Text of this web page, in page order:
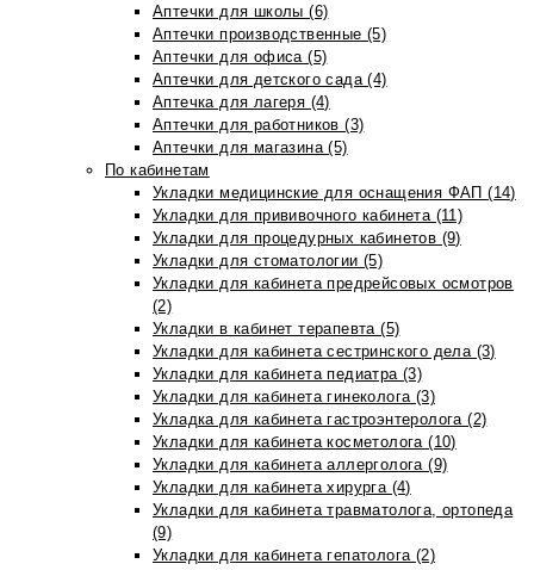
Аптечки для школы (6)
Аптечки производственные (5)
Аптечки для офиса (5)
Аптечки для детского сада (4)
Аптечка для лагеря (4)
Аптечки для работников (3)
Аптечки для магазина (5)
По кабинетам
Укладки медицинские для оснащения ФАП (14)
Укладки для прививочного кабинета (11)
Укладки для процедурных кабинетов (9)
Укладки для стоматологии (5)
Укладки для кабинета предрейсовых осмотров
(2)
Укладки в кабинет терапевта (5)
Укладки для кабинета сестринского дела (3)
Укладки для кабинета педиатра (3)
Укладки для кабинета гинеколога (3)
Укладка для кабинета гастроэнтеролога (2)
Укладки для кабинета косметолога (10)
Укладки для кабинета аллерголога (9)
Укладки для кабинета хирурга (4)
Укладки для кабинета травматолога, ортопеда
(9)
Укладки для кабинета гепатолога (2)